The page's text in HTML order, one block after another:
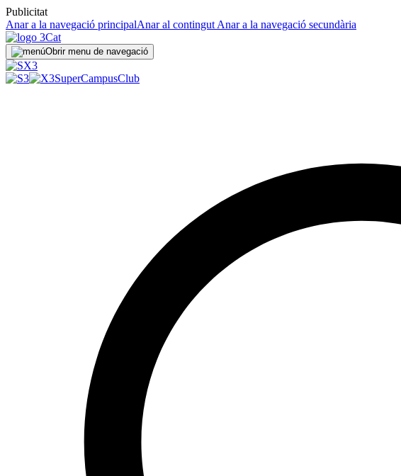
Publicitat
Anar a la navegació principalAnar al contingut Anar a la navegació secundària
Obrir menu de navegació
SuperCampusClub